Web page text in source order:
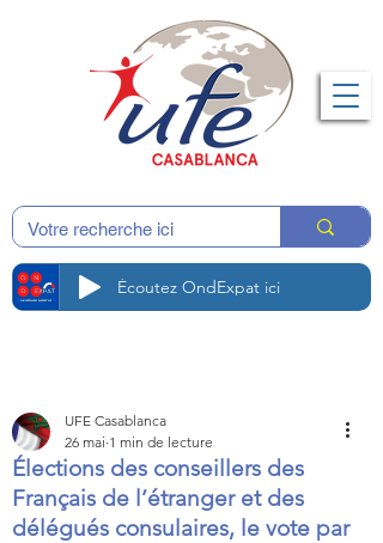
Écoutez OndExpat ici
Élections des conseillers des
Français de l’étranger et des
délégués consulaires, le vote par
UFE Casablanca
26 mai 1 min de lecture